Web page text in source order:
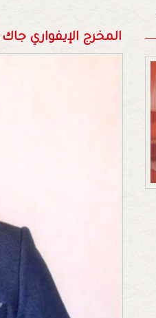
المخرج الإيفواري